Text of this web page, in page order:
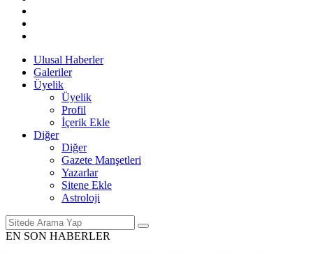
Ulusal Haberler
Galeriler
Üyelik
Üyelik
Profil
İçerik Ekle
Diğer
Diğer
Gazete Manşetleri
Yazarlar
Sitene Ekle
Astroloji
EN SON HABERLER